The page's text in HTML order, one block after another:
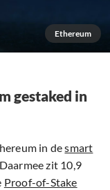
Ethereum
gestaked in
in desmart
zit 10,9
Proof-of-Stake